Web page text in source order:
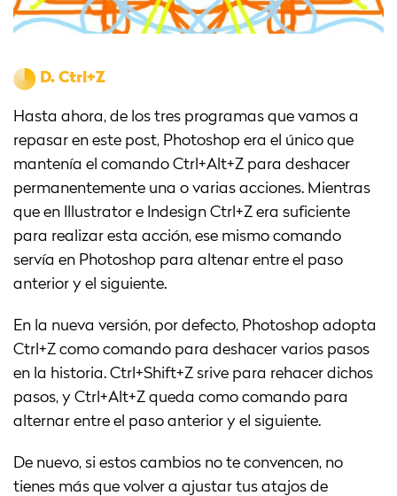
D. Ctrl+Z
Hasta ahora, de los tres programas que vamos a
repasar en este post, Photoshop era el único que
mantenía el comando Ctrl+Alt+Z para deshacer
permanentemente una o varias acciones. Mientras
que en Illustrator e Indesign Ctrl+Z era suficiente
para realizar esta acción, ese mismo comando
servía en Photoshop para altenar entre el paso
anterior y el siguiente.
En la nueva versión, por defecto, Photoshop adopta
Ctrl+Z como comando para deshacer varios pasos
en la historia. Ctrl+Shift+Z srive para rehacer dichos
pasos, y Ctrl+Alt+Z queda como comando para
alternar entre el paso anterior y el siguiente.
De nuevo, si estos cambios no te convencen, no
tienes más que volver a ajustar tus atajos de